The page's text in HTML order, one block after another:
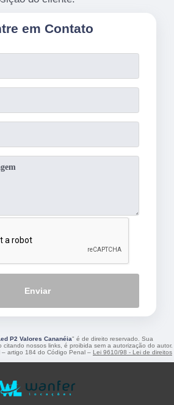
em Contato
Enviar
P2 Valores Cananéia" é de direito reservado. Sua
nossos links, é proibida sem a autorização do autor.
artigo 184 do Código Penal – Lei 9610/98 - Lei de direitos